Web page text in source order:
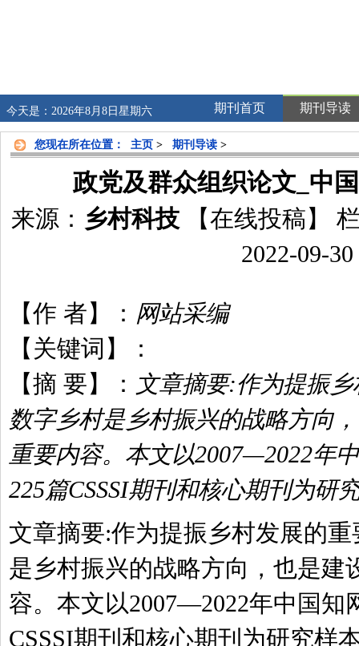
今天是：2026年8月8日星期六 期刊首页 期刊导读
您现在所在位置： 主页 > 期刊导读 >
政党及群众组织论文_中
来源： 乡村科技 【在线投稿】
2022-09-30
【作 者】： 网站采编
【关键词】：
【摘 要】： 文章摘要:作为提振
数字乡村是乡村振兴的战略方向
重要内容。本文以2007—2022年
225篇CSSSI期刊和核心期刊为研
文章摘要:作为提振乡村发展的
是乡村振兴的战略方向，也是建
容。本文以2007—2022年中国知
CSSSI期刊和核心期刊为研究样